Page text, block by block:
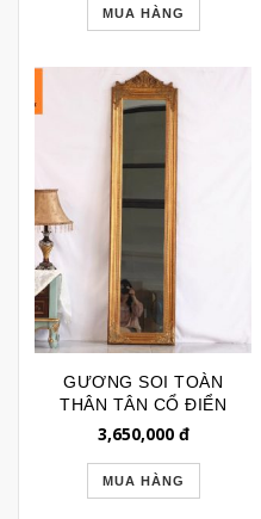
MUA HÀNG
GƯƠNG SOI TOÀN
THÂN TÂN CỔ ĐIỂN
CAO CẤP GSTT4128
3,650,000đ
MUA HÀNG